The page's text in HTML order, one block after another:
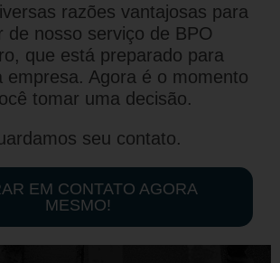
razões vantajosas para
de nosso serviço de BPO
que está preparado para
empresa. Agora é o momento
tomar uma decisão.
seu contato.
EM CONTATO AGORA
MESMO!